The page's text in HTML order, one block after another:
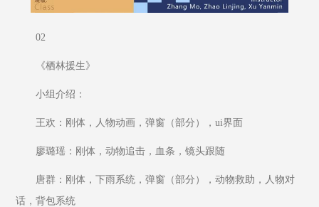
02
《栖林援生》
小组介绍：
王欢：刚体，人物动画，弹窗（部分），ui界面
廖璐瑶：刚体，动物追击，血条，镜头跟随
唐群：刚体，下雨系统，弹窗（部分），动物救助，人物对
话，背包系统